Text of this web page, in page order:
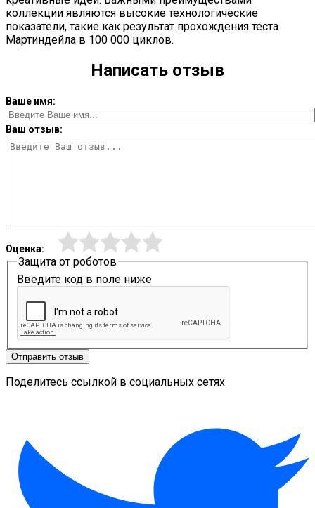
коллекции являются высокие технологические
показатели, такие как результат прохождения теста
Мартиндейла в 100 000 циклов.
Написать отзыв
Ваше имя:
Ваш отзыв:
Оценка:
Защита от роботов
Введите код в поле ниже
Отправить отзыв
Поделитесь ссылкой в социальных сетях